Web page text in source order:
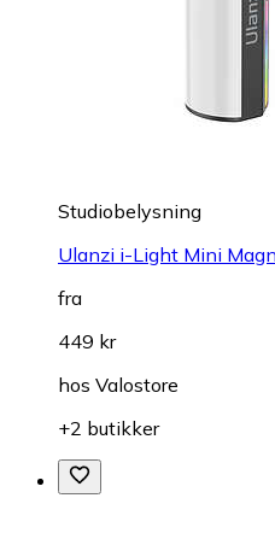
Studiobelysning
Ulanzi i-Light Mini
fra
449 kr
hos Valostore
+2 butikker